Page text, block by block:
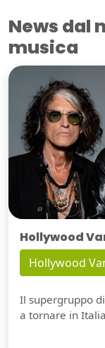
News dal
musica
Hollywood
Hollywood
Il supergruppo
a tornare in